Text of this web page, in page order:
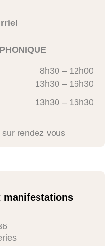
8h30 – 12h00
13h30 – 16h30
13h30 – 16h30
rendez-vous
manifestations